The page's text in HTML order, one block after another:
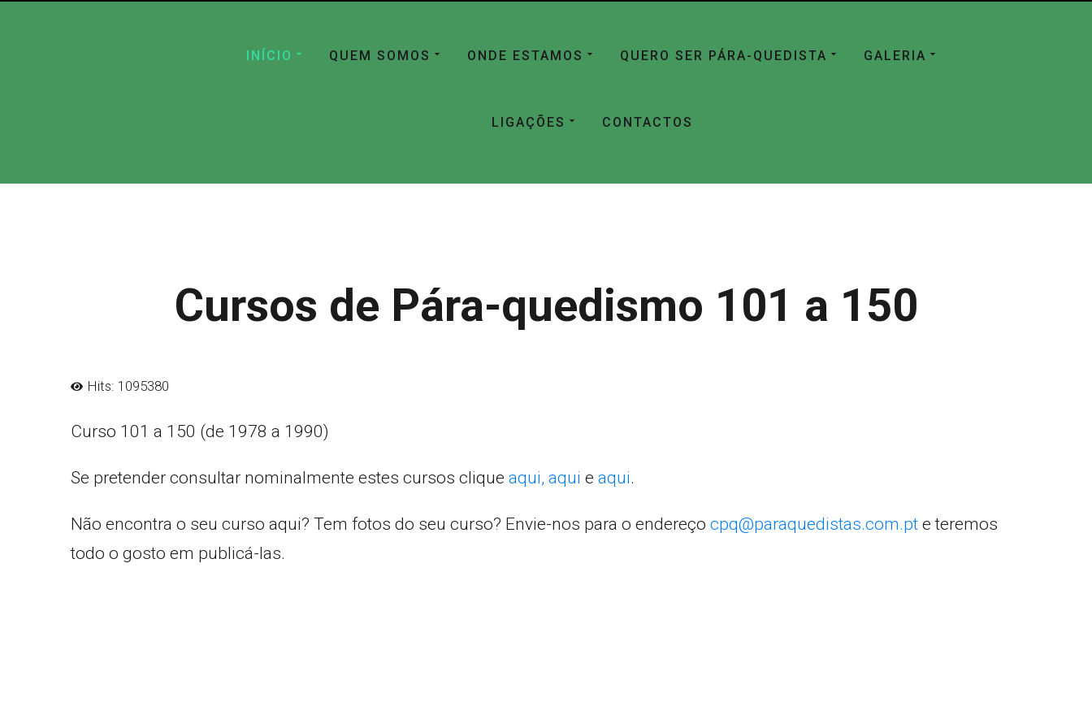
INÍCIO QUEM SOMOS ONDE ESTAMOS QUERO SER PÁRA-QUEDISTA GALERIA
LIGAÇÕES CONTACTOS
Cursos de Pára-quedismo 101 a 150
Hits: 1095380
Curso 101 a 150 (de 1978 a 1990)
Se pretender consultar nominalmente estes cursos clique aqui, aqui e aqui.
Não encontra o seu curso aqui? Tem fotos do seu curso? Envie-nos para o endereço cpq@paraquedistas.com.pt e teremos
todo o gosto em publicá-las.